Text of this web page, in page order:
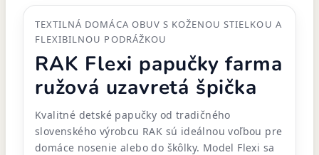
TEXTILNÁ DOMÁCA OBUV S KOŽENOU STIELKOU A
FLEXIBILNOU PODRÁŽKOU
RAK Flexi papučky farma
ružová uzavretá špička
Kvalitné detské papučky od tradičného
slovenského výrobcu RAK sú ideálnou voľbou pre
domáce nosenie alebo do škôlky. Model Flexi sa